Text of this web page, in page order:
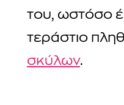
του, ωστόσο
τεράστιο
σκύλων.